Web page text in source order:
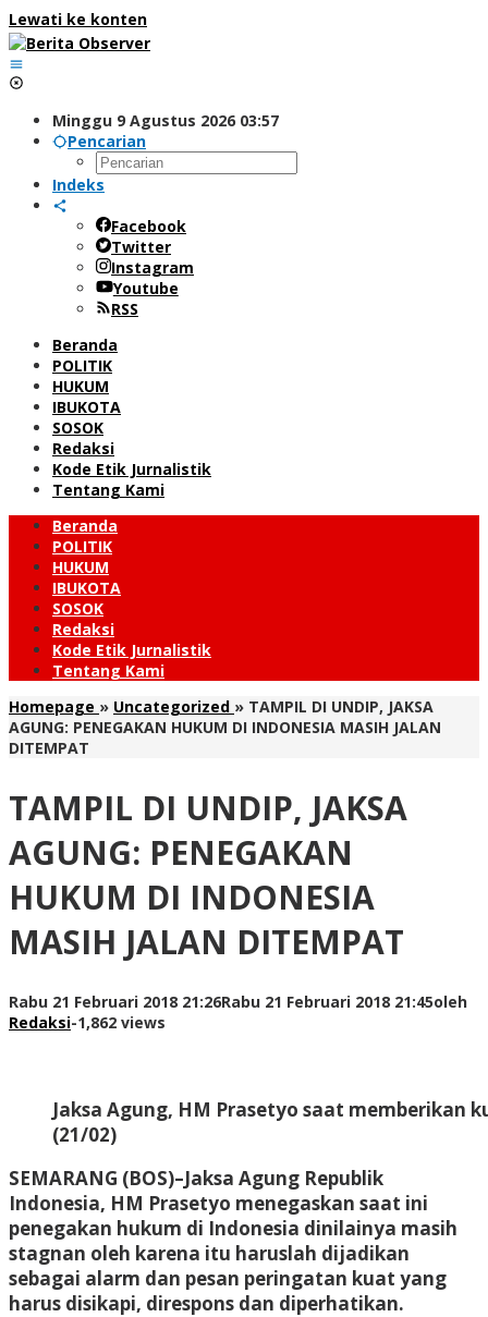
Lewati ke konten
Minggu 9 Agustus 2026 03:57
Pencarian
Indeks
Facebook
Twitter
Instagram
Youtube
RSS
Beranda
POLITIK
HUKUM
IBUKOTA
SOSOK
Redaksi
Kode Etik Jurnalistik
Tentang Kami
Beranda
POLITIK
HUKUM
IBUKOTA
SOSOK
Redaksi
Kode Etik Jurnalistik
Tentang Kami
Homepage » Uncategorized » TAMPIL DI UNDIP, JAKSA
AGUNG: PENEGAKAN HUKUM DI INDONESIA MASIH JALAN
DITEMPAT
TAMPIL DI UNDIP, JAKSA
AGUNG: PENEGAKAN
HUKUM DI INDONESIA
MASIH JALAN DITEMPAT
Rabu 21 Februari 2018 21:26Rabu 21 Februari 2018 21:45oleh
Redaksi-1,862 views
Jaksa Agung, HM Prasetyo saat memberikan
(21/02)
SEMARANG (BOS)–Jaksa Agung Republik
Indonesia, HM Prasetyo menegaskan saat ini
penegakan hukum di Indonesia dinilainya masih
stagnan oleh karena itu haruslah dijadikan
sebagai alarm dan pesan peringatan kuat yang
harus disikapi, direspons dan diperhatikan.